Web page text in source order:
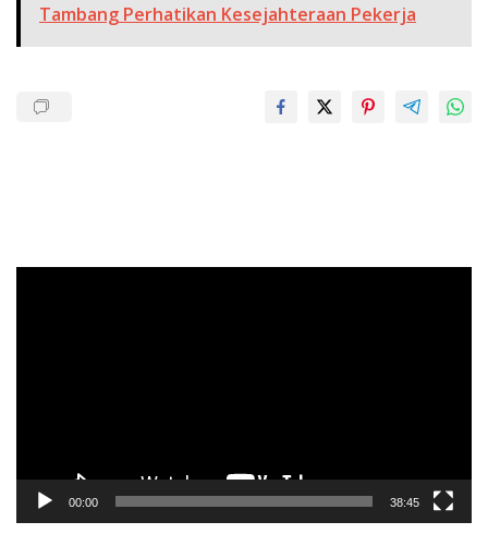
Tambang Perhatikan Kesejahteraan Pekerja
00:00 38:45